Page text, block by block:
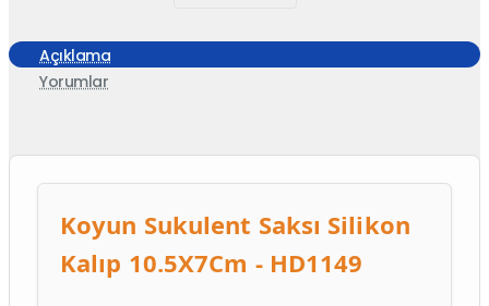
Açıklama
Yorumlar
Koyun Sukulent Saksı Silikon
Kalıp 10.5X7Cm - HD1149